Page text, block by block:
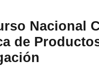
Nacional
de